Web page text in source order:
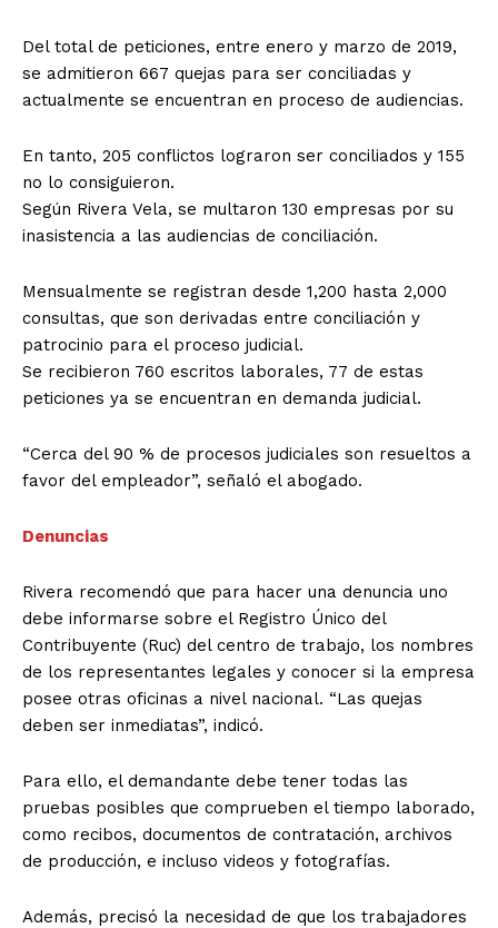
Del total de peticiones, entre enero y marzo de 2019,
se admitieron 667 quejas para ser conciliadas y
actualmente se encuentran en proceso de audiencias.
En tanto, 205 conflictos lograron ser conciliados y 155
no lo consiguieron.
Según Rivera Vela, se multaron 130 empresas por su
inasistencia a las audiencias de conciliación.
Mensualmente se registran desde 1,200 hasta 2,000
consultas, que son derivadas entre conciliación y
patrocinio para el proceso judicial.
Se recibieron 760 escritos laborales, 77 de estas
peticiones ya se encuentran en demanda judicial.
“Cerca del 90 % de procesos judiciales son resueltos a
favor del empleador”, señaló el abogado.
Denuncias
Rivera recomendó que para hacer una denuncia uno
debe informarse sobre el Registro Único del
Contribuyente (Ruc) del centro de trabajo, los nombres
de los representantes legales y conocer si la empresa
posee otras oficinas a nivel nacional. “Las quejas
deben ser inmediatas”, indicó.
Para ello, el demandante debe tener todas las
pruebas posibles que comprueben el tiempo laborado,
como recibos, documentos de contratación, archivos
de producción, e incluso videos y fotografías.
Además, precisó la necesidad de que los trabajadores